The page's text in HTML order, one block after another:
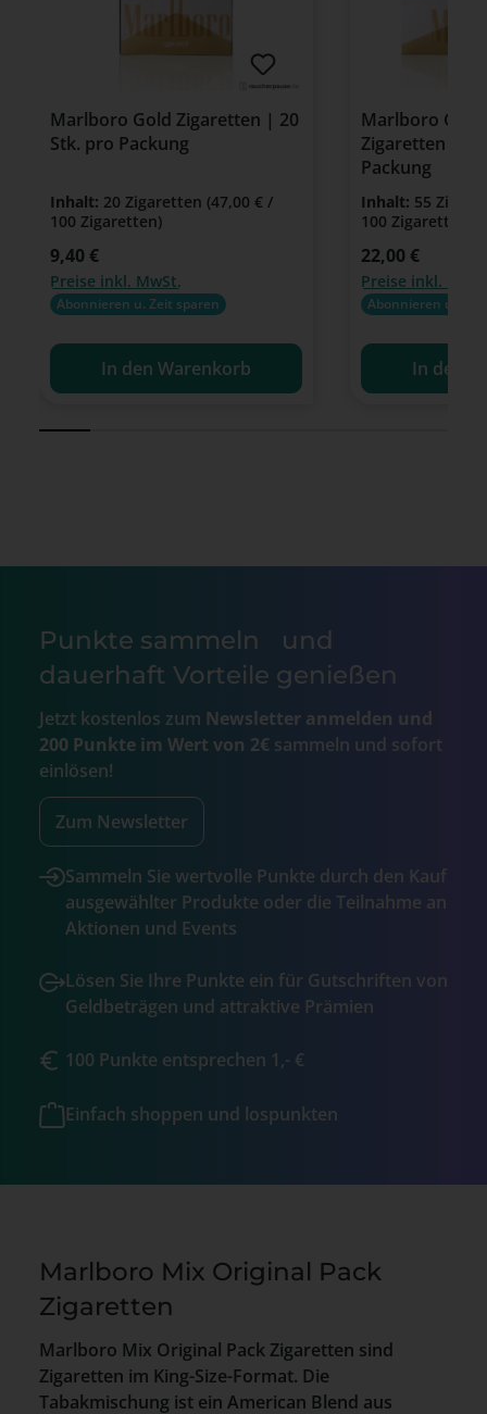
Marlboro Gold Zigaretten | 20
Stk. pro Packung
Inhalt: 20 Zigaretten (47,00 € /
100 Zigaretten)
Regulärer Preis:
9,40 €
Preise inkl. MwSt.
Abonnieren u. Zeit sparen
In den Warenkorb
Marlboro Gold
Zigaretten |
Packung
Inhalt: 55
100 Zigaretten)
Regulärer Preis:
22,00 €
Preise inkl.
Abonnieren u.
In den
Punkte sammeln und
dauerhaft Vorteile genießen
Jetzt kostenlos zum Newsletter anmelden und
200 Punkte im Wert von 2€ sammeln und sofort
einlösen!
Zum Newsletter
Sammeln Sie wertvolle Punkte durch den Kauf
ausgewählter Produkte oder die Teilnahme an
Aktionen und Events
Lösen Sie Ihre Punkte ein für Gutschriften von
Geldbeträgen und attraktive Prämien
100 Punkte entsprechen 1,- €
Einfach shoppen und lospunkten
Marlboro Mix Original Pack
Zigaretten
Marlboro Mix Original Pack Zigaretten sind
Zigaretten im King-Size-Format. Die
Tabakmischung ist ein American Blend aus